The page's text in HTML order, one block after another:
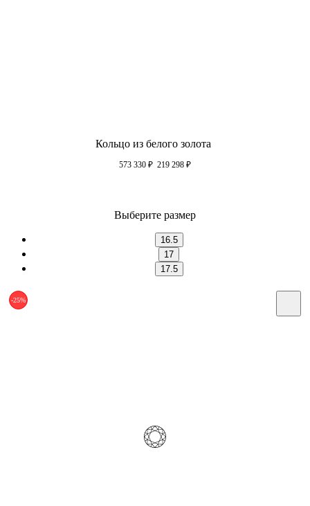
Кольцо из белого золота
573 330 ₽ 219 298 ₽
Выберите размер
16.5
17
17.5
-25%